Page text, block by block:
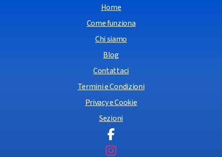
Home
Come funziona
Chi siamo
Blog
Contattaci
Termini e Condizioni
Privacy e Cookie
Sezioni